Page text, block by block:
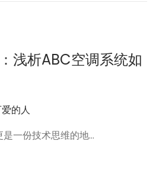
浅析ABC空调系统如
的人
一份技术思维的地…